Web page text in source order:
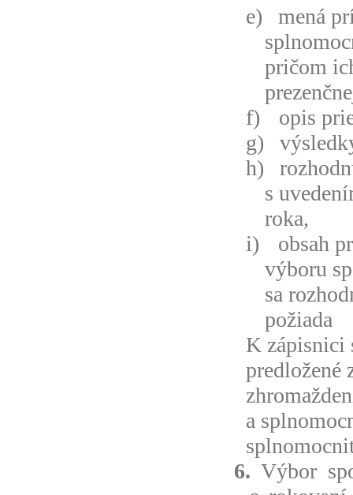
e)
mená
pričom
f)
opis
g)
h)
s
roka,
i)
obsah
výboru
sa
požiada
K zápisnici
predložené
a
6.Výbor